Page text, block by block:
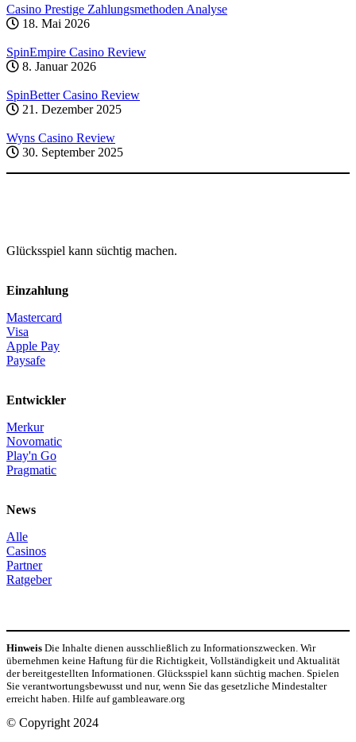
Casino Prestige Zahlungsmethoden Analyse
18. Mai 2026
SpinEmpire Casino Review
8. Januar 2026
SpinBetter Casino Review
21. Dezember 2025
Wyns Casino Review
30. September 2025
Glücksspiel kann süchtig machen.
Einzahlung
Mastercard
Visa
Apple Pay
Paysafe
Entwickler
Merkur
Novomatic
Play'n Go
Pragmatic
News
Alle
Casinos
Partner
Ratgeber
Hinweis Die Inhalte dienen ausschließlich zu Informationszwecken. Wir
übernehmen keine Haftung für die Richtigkeit, Vollständigkeit und Aktualität
der bereitgestellten Informationen. Glücksspiel kann süchtig machen. Spielen
Sie verantwortungsbewusst und nur, wenn Sie das gesetzliche Mindestalter
erreicht haben. Hilfe auf gambleaware.org
© Copyright 2024